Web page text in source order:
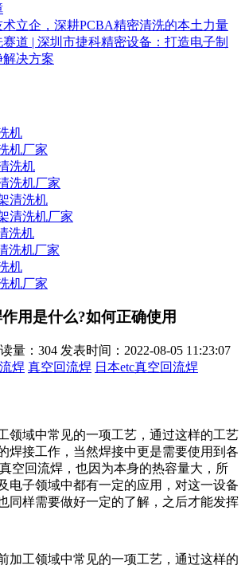
立企，深耕PCBA精密清洗的本土力量
道 | 深圳市捷科精密设备：打造电子制
决方案
机
机厂家
洗机
洗机厂家
清洗机
清洗机厂家
洗机
洗机厂家
机
机厂家
用是什么?如何正确使用
量：304 发表时间：2022-08-05 11:23:07
焊 真空回流焊 日本etc真空回流焊
领域中常见的一项工艺，通过这样的工艺
焊接工作，当然焊接中更是需要使用到各
空回流焊，也因为本身的热容量大，所
电子领域中都有一定的应用，对这一设备
同样需要做好一定的了解，之后才能发挥
工领域中常见的一项工艺，通过这样的